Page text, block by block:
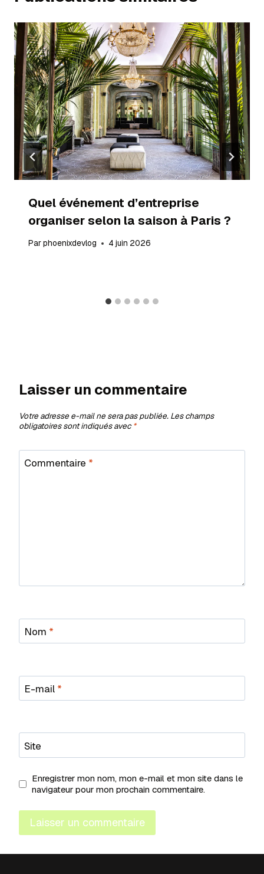
Quel événement d’entreprise
organiser selon la saison à Paris ?
Parphoenixdevlog 4 juin 2026
Laisser un commentaire
Votre adresse e-mail ne sera pas publiée. Les champs
obligatoires sont indiqués avec*
Commentaire *
Nom *
E-mail *
Site
Enregistrer mon nom, mon e-mail et mon site dans le
navigateur pour mon prochain commentaire.